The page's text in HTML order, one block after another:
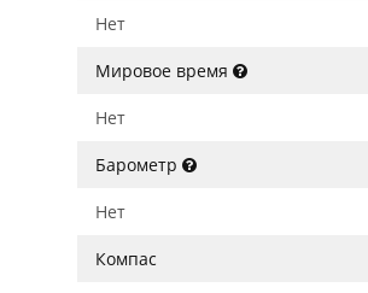
Нет
Мировое время
Нет
Барометр
Нет
Компас